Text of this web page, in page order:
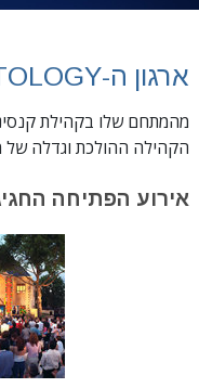
ארגון ה-SCIENTOLOGY של יוהנסבורג
מהמתחם שלו בקהילת
הקהילה ההולכת וגדלה של
אירוע הפתיחה